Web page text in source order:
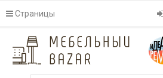
Страницы